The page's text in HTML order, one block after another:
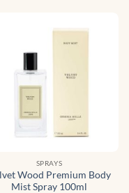
SPRAYS
Wood Premium Body
Mist Spray 100ml